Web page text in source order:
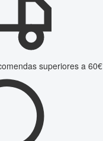
superiores a 60€